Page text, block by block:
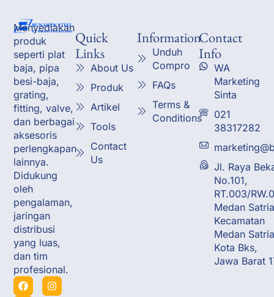
Menyediakan
produk
seperti plat
baja, pipa
besi-baja,
grating,
fitting, valve,
dan berbagai
aksesoris
perlengkapan
lainnya.
Didukung
oleh
pengalaman,
jaringan
distribusi
yang luas,
dan tim
profesional.
Quick
Links
About Us
Produk
Artikel
Tools
Contact
Us
Information
Unduh
Compro
FAQs
Terms &
Conditions
Contact
Info
WA
Marketing
Sinta
021
38317282
Jl. Raya
No.101,
RT.003/
Medan
Kecamatan
Medan
Kota Bks,
Jawa Barat